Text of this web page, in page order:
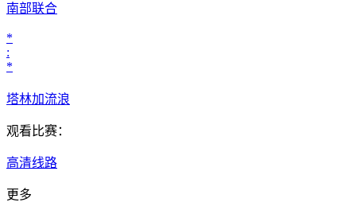
南部联合
*
:
*
塔林加流浪
观看比赛：
高清线路
更多